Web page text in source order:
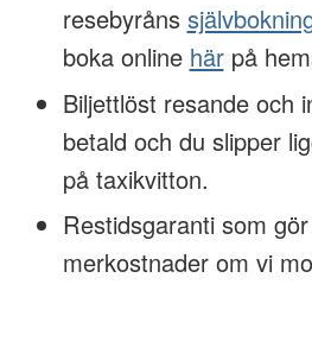
resebyråns
boka online härpå
Biljettlöst resande och
betald och du slipper
på taxikvitton.
Restidsgaranti som
merkostnader om vi